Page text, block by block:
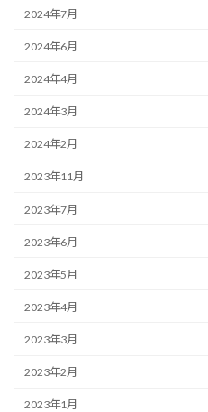
2024年7月
2024年6月
2024年4月
2024年3月
2024年2月
2023年11月
2023年7月
2023年6月
2023年5月
2023年4月
2023年3月
2023年2月
2023年1月